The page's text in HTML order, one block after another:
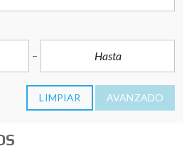
LIMPIAR AVANZADO